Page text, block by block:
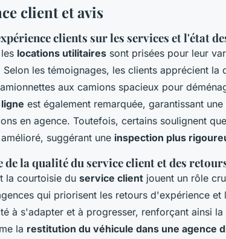
client et avis
clients sur les services et l'état
locations utilitaires sont prisées pour leur
les témoignages, les clients apprécient la
aux camions spacieux pour
est également remarquée, garantissant
en agence. Toutefois, certains soulignent
suggérant une inspection plus
la qualité du service client et des
la courtoisie du service client jouent un rôle
qui priorisent les retours d'expérience et
à s'adapter et à progresser, renforçant ainsi
la restitution du véhicule dans une agence